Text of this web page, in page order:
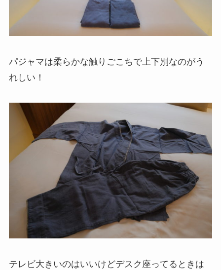
パジャマは柔らかな触りごこちで上下別なのがう
れしい！
テレビ大きいのはいいけどデスク座ってるときは